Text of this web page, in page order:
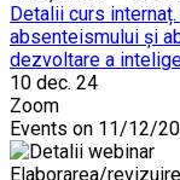
Detalii curs
absenteismului și
dezvoltare a
10 dec. 24
Zoom
Events on 11/12/